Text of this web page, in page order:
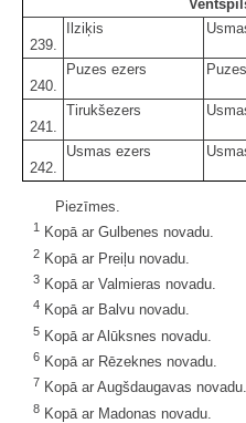
239.
Ilziķis
240.
Puzes ezers
241.
Tirukšezers
242.
Usmas ezers
Piezīmes.
1 Kopā ar Gulbenes novadu.
2 Kopā ar Preiļu novadu.
3 Kopā ar Valmieras novadu.
4 Kopā ar Balvu novadu.
5 Kopā ar Alūksnes novadu.
6 Kopā ar Rēzeknes novadu.
7 Kopā ar Augšdaugavas novadu.
8 Kopā ar Madonas novadu.